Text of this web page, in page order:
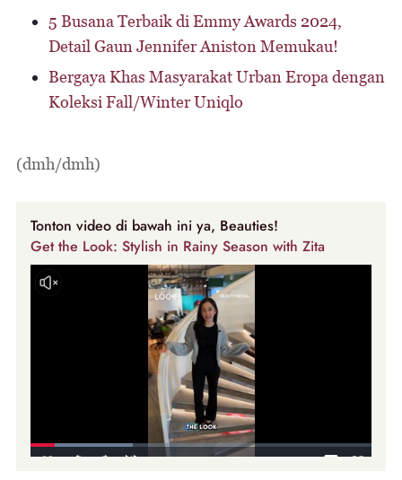
5 Busana Terbaik di Emmy Awards 2024,
Detail Gaun Jennifer Aniston Memukau!
Bergaya Khas Masyarakat Urban Eropa dengan
Koleksi Fall/Winter Uniqlo
(dmh/dmh)
Tonton video di bawah ini ya, Beauties!
Get the Look: Stylish in Rainy Season with Zita